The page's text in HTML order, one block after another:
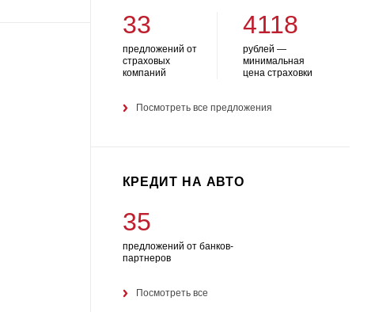
33
предложений от
страховых
компаний
4118
рублей —
минимальная
цена страховки
Посмотреть все предложения
КРЕДИТ НА АВТО
35
предложений от банков-
партнеров
Посмотреть все